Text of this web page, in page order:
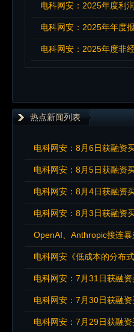
电科网安：2025年度利
电科网安：2025年年度
电科网安：2025年度非
热点新闻列表
电科网安：8月6日获融资
电科网安：8月5日获融资
电科网安：8月4日获融资
电科网安：8月3日获融资
OpenAI、Anthropic接连
电科网安《低成本的分布
电科网安：7月31日获融
电科网安：7月30日获融
电科网安：7月29日获融